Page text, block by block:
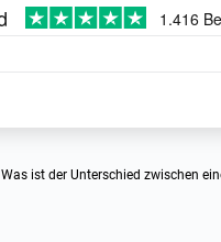
Was ist der Unterschied zwischen